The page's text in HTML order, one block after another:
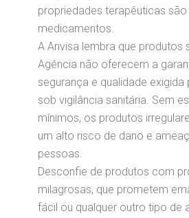
propriedades terapêuticas
medicamentos.
A Anvisa lembra que produtos
Agência não oferecem a
segurança e qualidade exigida
sob vigilância sanitária. Sem
mínimos, os produtos
um alto risco de dano e
pessoas.
Desconfie de produtos com
milagrosas, que prometem
fácil ou qualquer outro tipo de